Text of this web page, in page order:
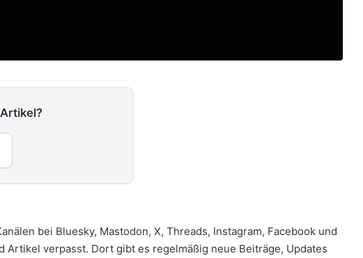
bei Bluesky, Mastodon, X, Threads, Instagram, Facebook und
Artikel verpasst. Dort gibt es regelmäßig neue Beiträge, Updates